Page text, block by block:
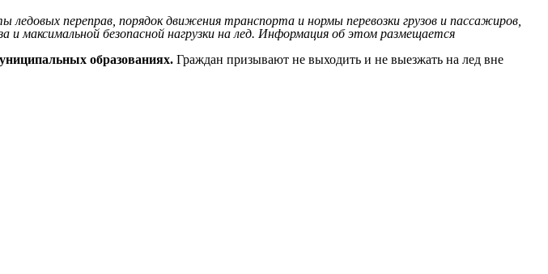
переправ, порядок движения транспорта и нормы перевозки грузов и пассажиров,
максимальной безопасной нагрузки на лед. Информация об этом размещается
образованиях. Граждан призывают не выходить и не выезжать на лед вне